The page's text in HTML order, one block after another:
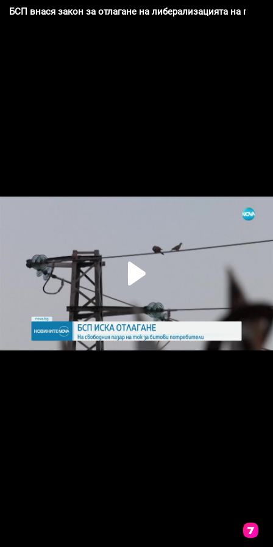
БСП внася закон за отлагане на либерализацията на